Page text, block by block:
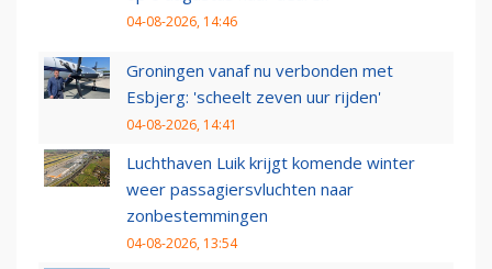
04-08-2026, 14:46
Groningen vanaf nu verbonden met
Esbjerg: 'scheelt zeven uur rijden'
04-08-2026, 14:41
Luchthaven Luik krijgt komende winter
weer passagiersvluchten naar
zonbestemmingen
04-08-2026, 13:54